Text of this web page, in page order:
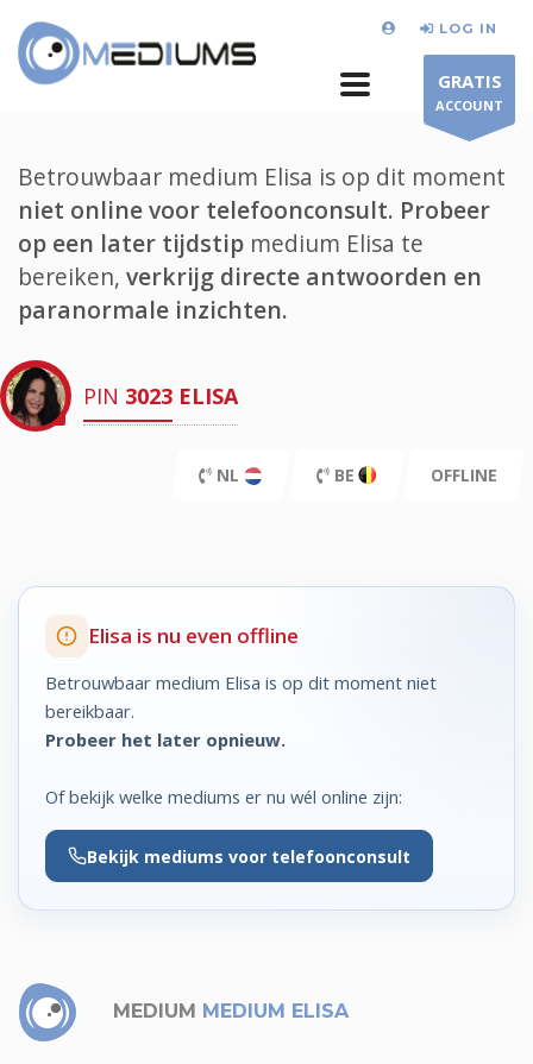
LOG IN
GRATIS
ACCOUNT
Betrouwbaar medium Elisa is op dit moment
niet online voor telefoonconsult. Probeer
op een later tijdstip medium Elisa te
bereiken, verkrijg directe antwoorden en
paranormale inzichten.
PIN 3023 ELISA
NL BE OFFLINE
Elisa is nu even offline
Betrouwbaar medium Elisa is op dit moment niet
bereikbaar.
Probeer het later opnieuw.
Of bekijk welke mediums er nu wél online zijn:
Bekijk mediums voor telefoonconsult
MEDIUM MEDIUM ELISA